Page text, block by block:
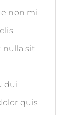
non mi
nulla sit
dui
quis